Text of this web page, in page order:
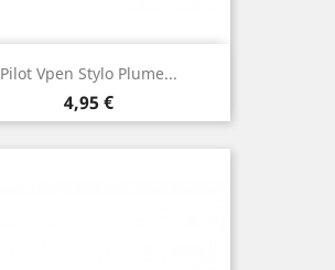
Pilot Vpen Stylo Plume...
Prix
4,95 €